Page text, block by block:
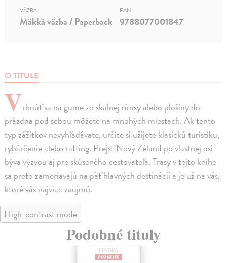
O TITULE
Vrhnúť sa na gume zo skalnej rímsy alebo plošiny do
prázdna pod sebou môžete na mnohých miestach. Ak tento
typ zážitkov nevyhľadávate, určite si užijete klasickú turistiku,
rybárčenie alebo rafting. Prejsť Nový Zéland po vlastnej osi
býva výzvou aj pre skúseného cestovateľa. Trasy v tejto knihe
sa preto zameriavajú na päť hlavných destinácií a je už na vás,
ktoré vás najviac zaujmú.
VÄZBA
Mäkká väzba / Paperback
EAN
9788077001847
High-contrast mode
Podobné tituly